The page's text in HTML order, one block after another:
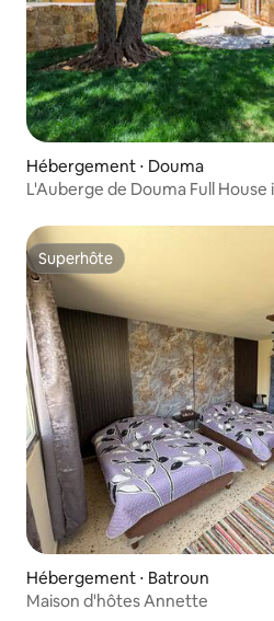
Hébergement ⋅ Douma
L'Auberge de Douma Full House
Superhôte
Superhôte
Hébergement ⋅ Batroun
Maison d'hôtes Annette